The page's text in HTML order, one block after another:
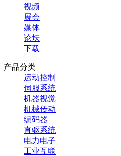
视频
展会
媒体
论坛
下载
产品分类
运动控制
伺服系统
机器视觉
机械传动
编码器
直驱系统
电力电子
工业互联